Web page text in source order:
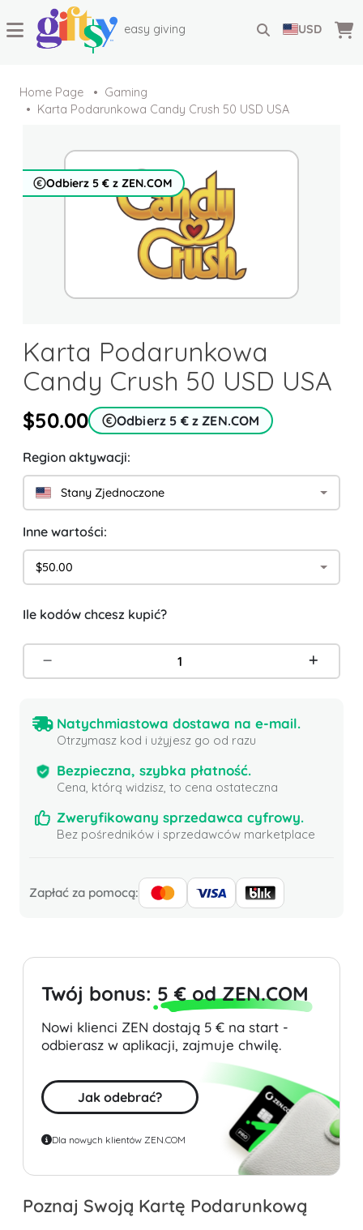
easy giving USD
Home Page
Gaming
Karta Podarunkowa Candy Crush 50 USD USA
Odbierz 5 € z ZEN.COM
Karta Podarunkowa
Candy Crush 50 USD USA
$50.00 Odbierz 5 € z ZEN.COM
Region aktywacji:
Stany Zjednoczone
Inne wartości:
$50.00
Ile kodów chcesz kupić?
Natychmiastowa dostawa na e-mail.
Otrzymasz kod i użyjesz go od razu
Bezpieczna, szybka płatność.
Cena, którą widzisz, to cena ostateczna
Zweryfikowany sprzedawca cyfrowy.
Bez pośredników i sprzedawców marketplace
Zapłać za pomocą:
Twój bonus: 5 € od ZEN.COM
Nowi klienci ZEN dostają 5 € na start -
odbierasz w aplikacji, zajmuje chwilę.
Jak odebrać?
Dla nowych klientów ZEN.COM
Poznaj Swoją Kartę Podarunkową